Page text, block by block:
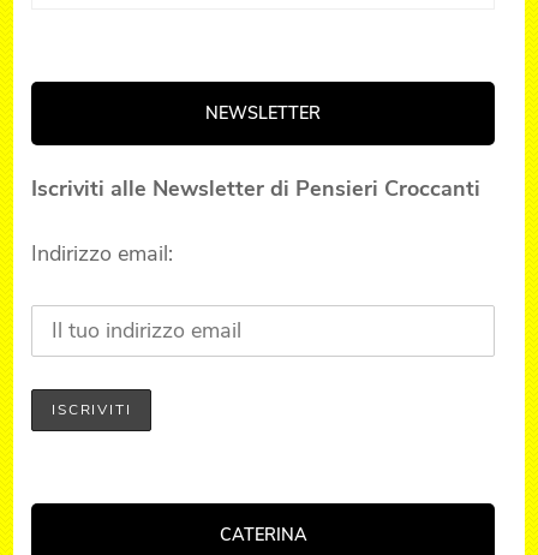
NEWSLETTER
Iscriviti alle Newsletter di Pensieri Croccanti
Indirizzo email:
CATERINA